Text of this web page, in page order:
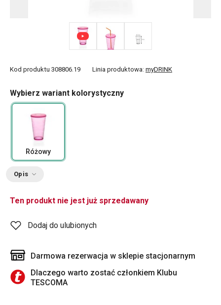
Kod produktu 308806.19 Linia produktowa: myDRINK
Wybierz wariant kolorystyczny
Różowy
Opis
Ten produkt nie jest już sprzedawany
Dodaj do ulubionych
Darmowa rezerwacja w sklepie stacjonarnym
Dlaczego warto zostać członkiem Klubu
TESCOMA